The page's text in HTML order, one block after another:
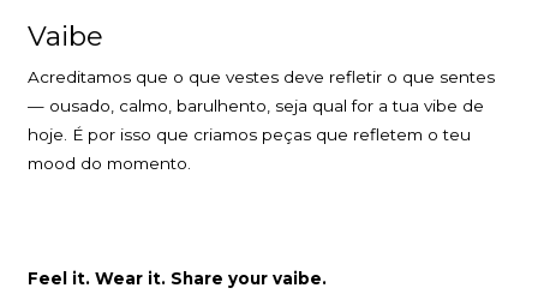
Vaibe
Acreditamos que o que vestes deve refletir o que sentes
— ousado, calmo, barulhento, seja qual for a tua vibe de
hoje. É por isso que criamos peças que refletem o teu
mood do momento.
Feel it. Wear it. Share your vaibe.